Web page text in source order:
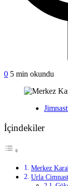
0 on
Karaburun
5 min okundu
Yayınlanan
İçindekiler
Merkez
Urla